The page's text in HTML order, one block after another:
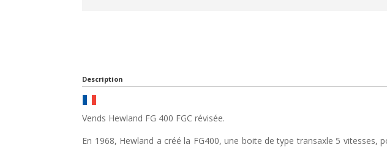
Description
Vends Hewland FG 400 FGC révisée.
En 1968, Hewland a créé la FG400, une boite de type transaxle 5 vitesses,